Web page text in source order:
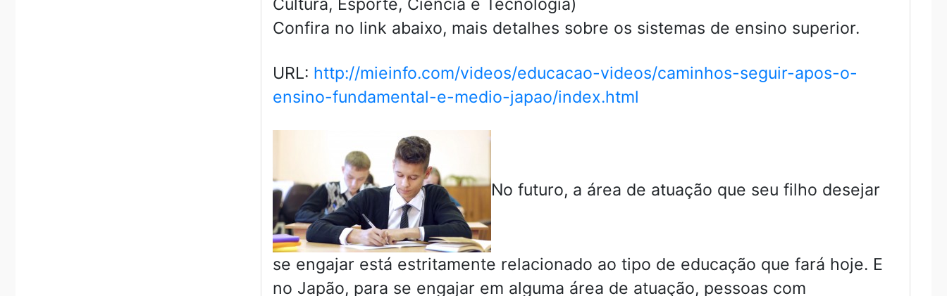
Cultura, Esporte, Ciência e Tecnologia)
Confira no link abaixo, mais detalhes sobre os sistemas de ensino superior.
URL: http://mieinfo.com/videos/educacao-videos/caminhos-seguir-apos-o-
ensino-fundamental-e-medio-japao/index.html
No futuro, a área de atuação que seu filho desejar
se engajar está estritamente relacionado ao tipo de educação que fará hoje. E
no Japão, para se engajar em alguma área de atuação, pessoas com